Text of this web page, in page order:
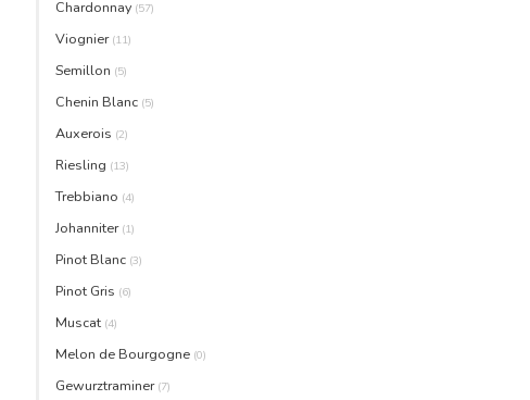
Chardonnay (57)
Viognier (11)
Semillon (5)
Chenin Blanc (5)
Auxerois (2)
Riesling (13)
Trebbiano (4)
Johanniter (1)
Pinot Blanc (3)
Pinot Gris (6)
Muscat (4)
Melon de Bourgogne (0)
Gewurztraminer (7)